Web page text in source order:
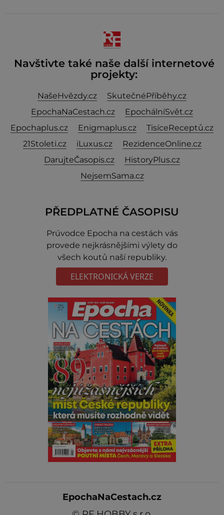
Navštivte také naše další internetové
projekty:
NašeHvězdy.cz
SkutečnéPříběhy.cz
EpochaNaCestach.cz
EpochálníSvět.cz
Epochaplus.cz
Enigmaplus.cz
TisíceReceptů.cz
21Stoleti.cz
iLuxus.cz
RezidenceOnline.cz
DarujteČasopis.cz
HistoryPlus.cz
NejsemSama.cz
PŘEDPLATNÉ ČASOPISU
Prúvodce Epocha na cestách vás
provede nejkrásnějšími výlety do
všech koutů naší republiky.
ELEKTRONICKÁ VERZE
EpochaNaCestach.cz